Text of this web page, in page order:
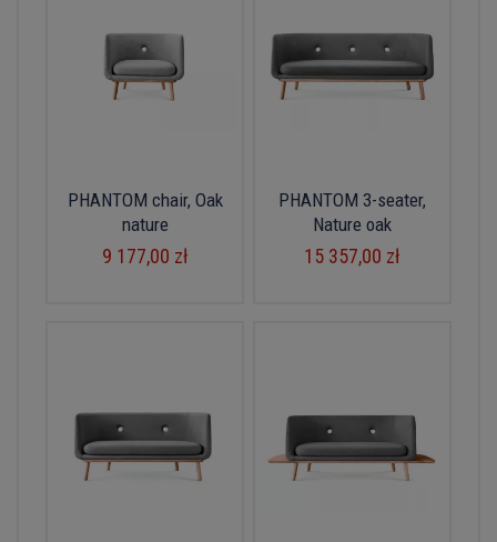
PHANTOM chair, Oak
nature
9 177,00 zł
PHANTOM 3-seater,
Nature oak
15 357,00 zł